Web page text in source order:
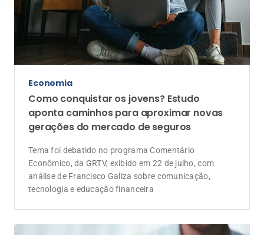
Economia
Como conquistar os jovens? Estudo
aponta caminhos para aproximar novas
gerações do mercado de seguros
Tema foi debatido no programa Comentário
Econômico, da GRTV, exibido em 22 de julho, com
análise de Francisco Galiza sobre comunicação,
tecnologia e educação financeira